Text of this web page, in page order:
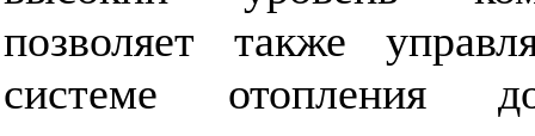
позволяет также
системе отопления